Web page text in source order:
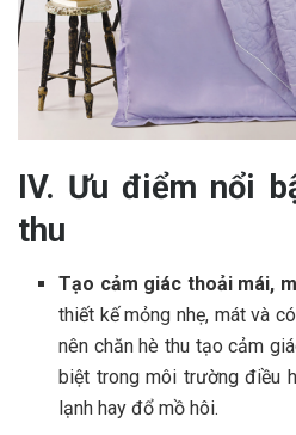
IV. Ưu điểm nổi
thu
Tạo cảm giác thoải mái,
thiết kế mỏng nhẹ, mát và
nên chăn hè thu tạo cảm
biệt trong môi trường điều
lạnh hay đổ mồ hôi.